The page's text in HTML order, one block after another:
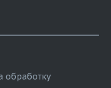
обработку